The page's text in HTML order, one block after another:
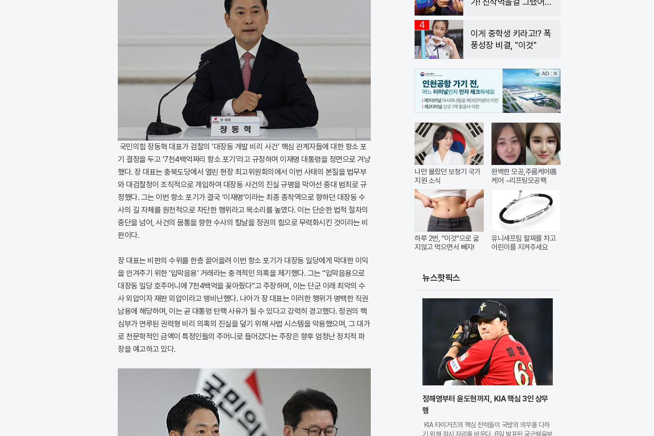
국민의힘 장동혁 대표가 검찰의 ‘대장동 개발 비리 사건’ 핵심 관계자들에 대한 항소 포
기 결정을 두고 ‘7천4백억짜리 항소 포기’라고 규정하며 이재명 대통령을 정면으로 겨냥
했다. 장 대표는 충북도당에서 열린 현장 최고위원회의에서 이번 사태의 본질을 법무부
와 대검찰청이 조직적으로 개입하여 대장동 사건의 진실 규명을 막아선 중대 범죄로 규
정했다. 그는 이번 항소 포기가 결국 ‘이재명’이라는 최종 종착역으로 향하던 대장동 수
사의 길 자체를 원천적으로 차단한 행위라고 목소리를 높였다. 이는 단순한 법적 절차의
중단을 넘어, 사건의 몸통을 향한 수사의 칼날을 정권의 힘으로 무력화시킨 것이라는 비
판이다.
장 대표는 비판의 수위를 한층 끌어올려 이번 항소 포기가 대장동 일당에게 막대한 이익
을 안겨주기 위한 ‘입막음용’ 거래라는 충격적인 의혹을 제기했다. 그는 “입막음용으로
대장동 일당 호주머니에 7천4백억을 꽂아줬다”고 주장하며, 이는 단군 이래 최악의 수
사 외압이자 재판 외압이라고 맹비난했다. 나아가 장 대표는 이러한 행위가 명백한 직권
남용에 해당하며, 이는 곧 대통령 탄핵 사유가 될 수 있다고 강력히 경고했다. 정권의 핵
심부가 연루된 권력형 비리 의혹의 진실을 덮기 위해 사법 시스템을 악용했으며, 그 대가
로 천문학적인 금액이 특정인들의 주머니로 들어갔다는 주장은 향후 엄청난 정치적 파
장을 예고하고 있다.
4
이게 중학생 키라고!? 폭
풍성장 비결, "이것"
나만 몰랐던 보청기 국가
지원 소식
완벽한 모공,주름케어!홈
케어 ~리프팅모공팩
하루 2번, "이것"으로 굶
지않고 먹으면서 빼자!
유니세프팀 팔찌를 차고
어린이를 지켜주세요
뉴스핫픽스
정해영부터 윤도현까지, KIA 핵심 3인 상무
행
KIA 타이거즈의 핵심 전력들이 국방의 의무를 다하
기 위해 잠시 자리를 비운다. 6일 발표된 국군체육부